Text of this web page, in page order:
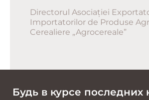
Directorul Asociației
Importatorilor de Produse
Cerealiere „Agrocereale”
Будь в курсе последних